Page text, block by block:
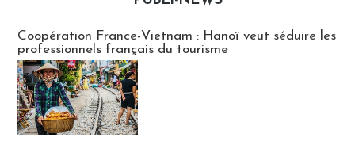
Coopération France-Vietnam : Hanoï veut séduire les
professionnels français du tourisme